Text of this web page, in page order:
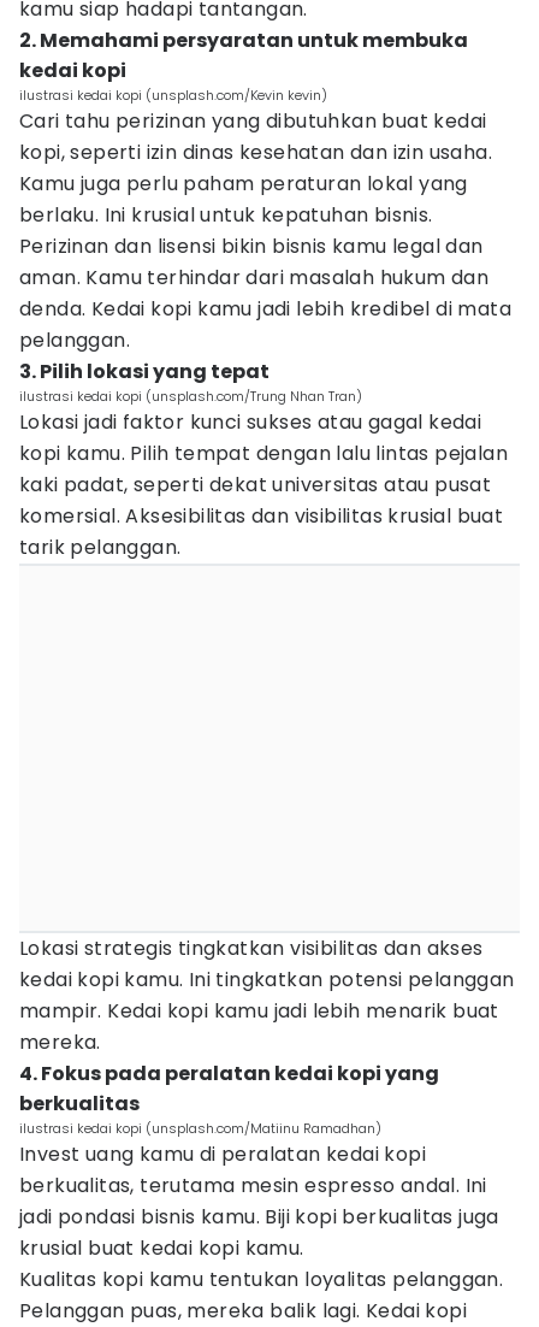
kamu siap hadapi tantangan.
2. Memahami persyaratan untuk membuka
kedai kopi
ilustrasi kedai kopi (unsplash.com/Kevin kevin)
Cari tahu perizinan yang dibutuhkan buat kedai
kopi, seperti izin dinas kesehatan dan izin usaha.
Kamu juga perlu paham peraturan lokal yang
berlaku. Ini krusial untuk kepatuhan bisnis.
Perizinan dan lisensi bikin bisnis kamu legal dan
aman. Kamu terhindar dari masalah hukum dan
denda. Kedai kopi kamu jadi lebih kredibel di mata
pelanggan.
3. Pilih lokasi yang tepat
ilustrasi kedai kopi (unsplash.com/Trung Nhan Tran)
Lokasi jadi faktor kunci sukses atau gagal kedai
kopi kamu. Pilih tempat dengan lalu lintas pejalan
kaki padat, seperti dekat universitas atau pusat
komersial. Aksesibilitas dan visibilitas krusial buat
tarik pelanggan.
Lokasi strategis tingkatkan visibilitas dan akses
kedai kopi kamu. Ini tingkatkan potensi pelanggan
mampir. Kedai kopi kamu jadi lebih menarik buat
mereka.
4. Fokus pada peralatan kedai kopi yang
berkualitas
ilustrasi kedai kopi (unsplash.com/Matiinu Ramadhan)
Invest uang kamu di peralatan kedai kopi
berkualitas, terutama mesin espresso andal. Ini
jadi pondasi bisnis kamu. Biji kopi berkualitas juga
krusial buat kedai kopi kamu.
Kualitas kopi kamu tentukan loyalitas pelanggan.
Pelanggan puas, mereka balik lagi. Kedai kopi